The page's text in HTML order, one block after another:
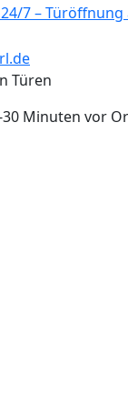
Türen
Minuten vor